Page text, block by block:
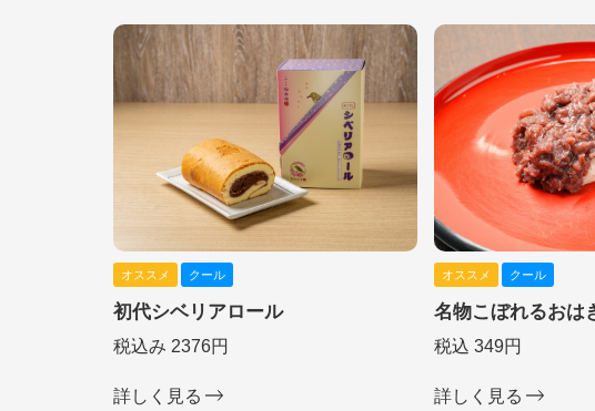
オススメ クール
初代シベリアロール
税込み 2376円
詳しく見る
オススメ クール
名物こぼれるおは
税込 349円
詳しく見る